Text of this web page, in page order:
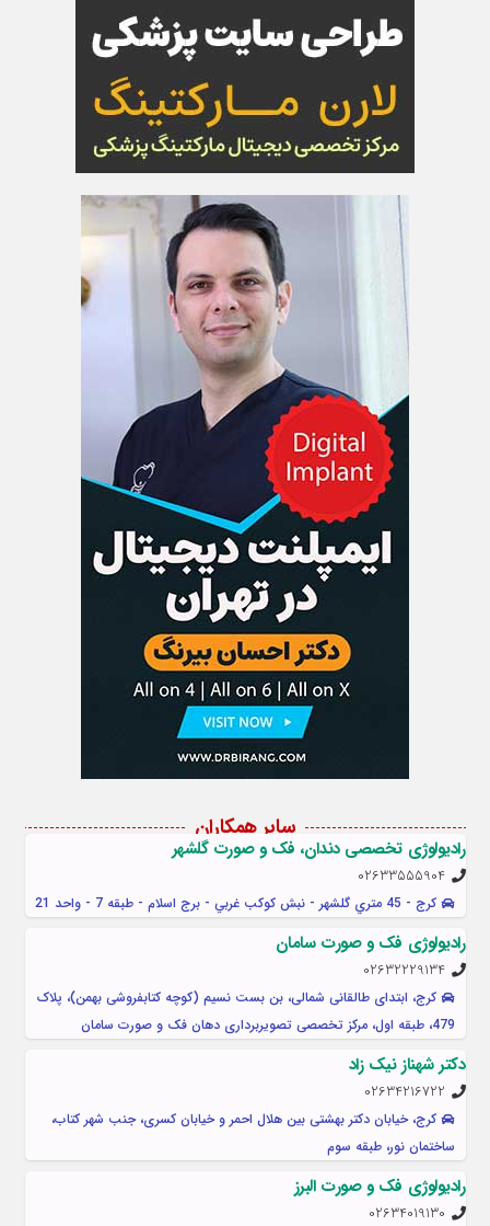
سایر همکاران
رادیولوژی تخصصی دندان، فک و صورت گلشهر
02633555904
کرج - 45 متري گلشهر - نبش کوکب غربي - برج اسلام - طبقه 7 - واحد 21
رادیولوژی فک و صورت سامان
02632229134
کرج، ابتدای طالقانی شمالی، بن بست نسیم (کوچه کتابفروشی بهمن)، پلاک
479، طبقه اول، مرکز تخصصی تصویربرداری دهان فک و صورت سامان
دکتر شهناز نیک زاد
02634216722
کرج، خیابان دکتر بهشتی بین هلال احمر و خیابان کسری، جنب شهر کتاب،
ساختمان نور، طبقه سوم
رادیولوژی فک و صورت البرز
02634019130